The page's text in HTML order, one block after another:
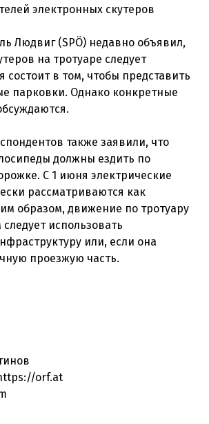
электронных скутеров
Людвиг (SPÖ) недавно объявил,
на тротуаре следует
состоит в том, чтобы представить
парковки. Однако конкретные
также заявили, что
должны ездить по
С 1 июня электрические
рассматриваются как
образом, движение по тротуару
использовать
или, если она
проезжую часть.
orf.at